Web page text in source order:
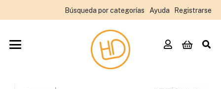
Búsqueda por categorías Ayuda Registrarse